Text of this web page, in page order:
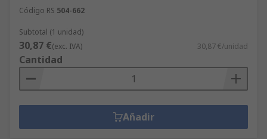
Código RS 504-662
Subtotal (1 unidad)
30,87 €(exc. IVA) 30,87 €/unidad
Cantidad
Añadir